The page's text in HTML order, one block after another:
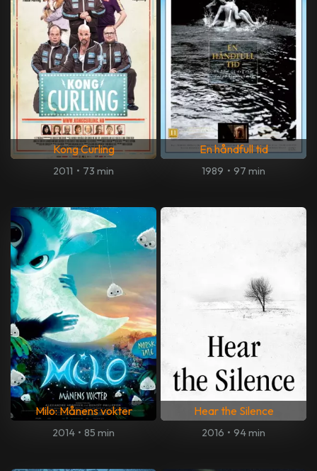
Kong Curling
2011 • 73 min
En håndfull tid
1989 • 97 min
Milo: Månens vokter
2014 • 85 min
Hear the Silence
2016 • 94 min